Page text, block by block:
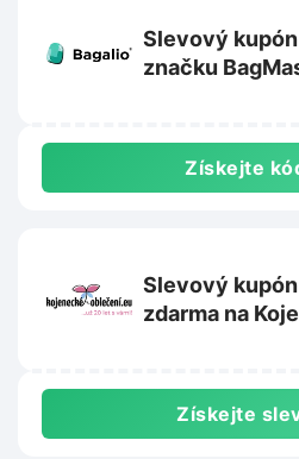
Slevový
značku
Získejte
Slevový
zdarma na
Získejte